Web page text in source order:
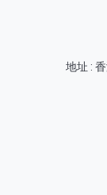
地址 :